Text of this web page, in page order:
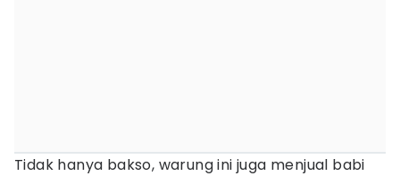
Tidak hanya bakso, warung ini juga menjual babi